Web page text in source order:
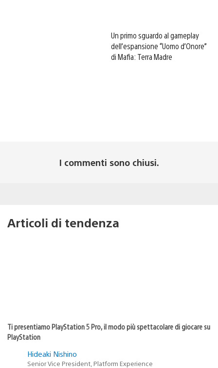
Un primo sguardo al gameplay
dell’espansione “Uomo d’Onore”
di Mafia: Terra Madre
I commenti sono chiusi.
Articoli di tendenza
Ti presentiamo PlayStation 5 Pro, il modo più spettacolare di giocare su
PlayStation
Hideaki Nishino
Senior Vice President, Platform Experience